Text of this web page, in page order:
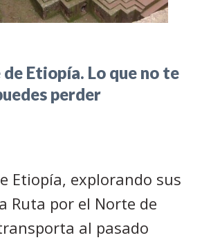
Etiopía. Lo que no te
perder
Etiopía, explorando sus
Ruta por el Norte de
al pasado